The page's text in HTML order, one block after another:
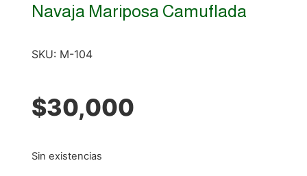
Navaja Mariposa Camuflada
SKU: M-104
$30,000
Sin existencias